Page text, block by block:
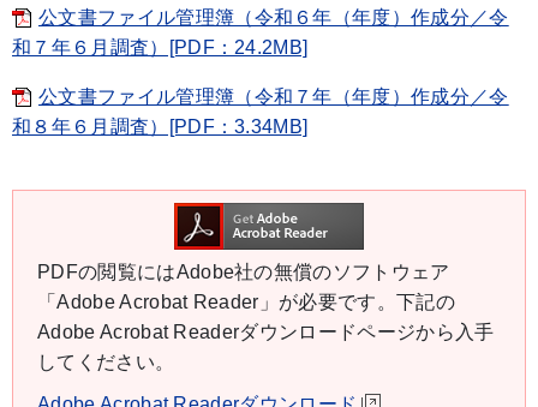
公文書ファイル管理簿（令和６年（年度）作成分／令
和７年６月調査）[PDF：24.2MB]
公文書ファイル管理簿（令和７年（年度）作成分／令
和８年６月調査）[PDF：3.34MB]
PDFの閲覧にはAdobe社の無償のソフトウェア
「Adobe Acrobat Reader」が必要です。下記の
Adobe Acrobat Readerダウンロードページから入手
してください。